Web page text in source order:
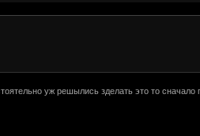
уж решылись зделать это то сначало